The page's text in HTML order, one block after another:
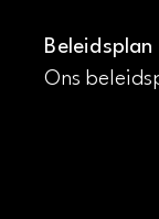
Beleidsplan
Ons